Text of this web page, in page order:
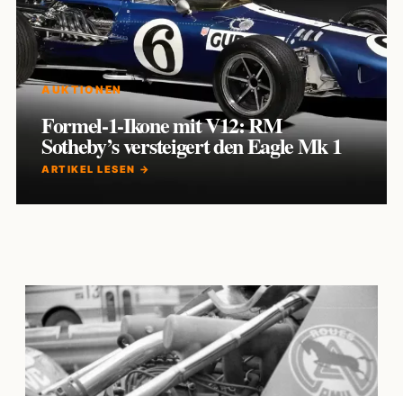
AUKTIONEN
Formel-1-Ikone mit V12: RM
Sotheby’s versteigert den Eagle Mk 1
ARTIKEL LESEN →